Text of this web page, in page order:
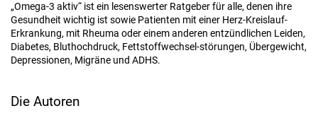
„Omega-3 aktiv“ ist ein lesenswerter Ratgeber für alle, denen ihre
Gesundheit wichtig ist sowie Patienten mit einer Herz-Kreislauf-
Erkrankung, mit Rheuma oder einem anderen entzündlichen Leiden,
Diabetes, Bluthochdruck, Fettstoffwechsel-störungen, Übergewicht,
Depressionen, Migräne und ADHS.
Die Autoren